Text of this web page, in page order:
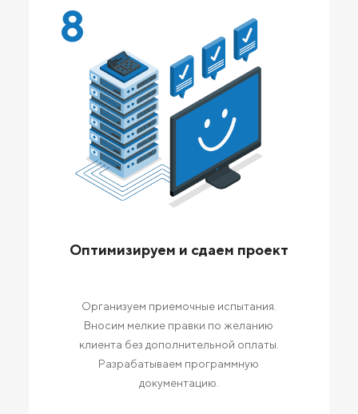
8
Оптимизируем и сдаем проект
Организуем приемочные испытания.
Вносим мелкие правки по желанию
клиента без дополнительной оплаты.
Разрабатываем программную
документацию.